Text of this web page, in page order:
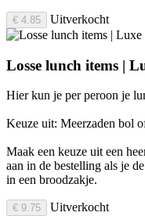
€ 4.85 Uitverkocht
Losse lunch items |
Hier kun je per peroon je
Keuze uit: Meerzaden bol
Maak een keuze uit een
aan in de bestelling als je
in een broodzakje.
€ 9.75 Uitverkocht